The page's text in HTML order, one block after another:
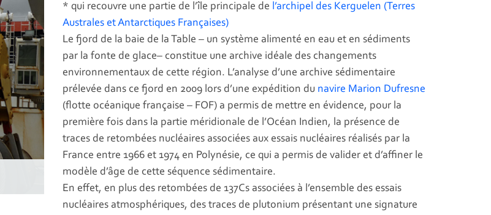
* qui recouvre une partie de l’île principale de l’archipel des Kerguelen (Terres
Australes et Antarctiques Françaises)
Le fjord de la baie de la Table – un système alimenté en eau et en sédiments
par la fonte de glace– constitue une archive idéale des changements
environnementaux de cette région. L’analyse d’une archive sédimentaire
prélevée dans ce fjord en 2009 lors d’une expédition du navire Marion Dufresne
(flotte océanique française – FOF) a permis de mettre en évidence, pour la
première fois dans la partie méridionale de l’Océan Indien, la présence de
traces de retombées nucléaires associées aux essais nucléaires réalisés par la
France entre 1966 et 1974 en Polynésie, ce qui a permis de valider et d’affiner le
modèle d’âge de cette séquence sédimentaire.
En effet, en plus des retombées de 137Cs associées à l’ensemble des essais
nucléaires atmosphériques, des traces de plutonium présentant une signature